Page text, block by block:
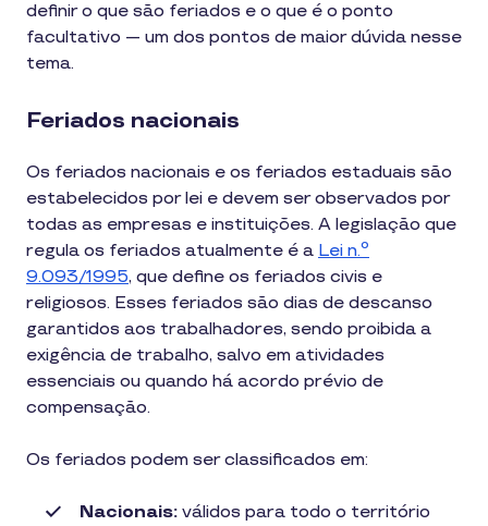
definir o que são feriados e o que é o ponto
facultativo — um dos pontos de maior dúvida nesse
tema.
Feriados nacionais
Os feriados nacionais e os feriados estaduais são
estabelecidos por lei e devem ser observados por
todas as empresas e instituições. A legislação que
regula os feriados atualmente é a Lei n.º
9.093/1995, que define os feriados civis e
religiosos. Esses feriados são dias de descanso
garantidos aos trabalhadores, sendo proibida a
exigência de trabalho, salvo em atividades
essenciais ou quando há acordo prévio de
compensação.
Os feriados podem ser classificados em:
Nacionais: válidos para todo o território